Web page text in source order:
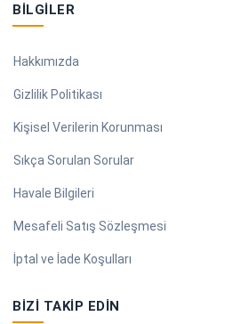
BILGILER
Hakkımızda
Gizlilik Politikası
Kişisel Verilerin Korunması
Sıkça Sorulan Sorular
Havale Bilgileri
Mesafeli Satış Sözleşmesi
İptal ve İade Koşulları
BIZI TAKIP EDIN